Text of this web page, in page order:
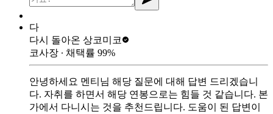
다
다시 돌아온 상코미코
코사장 ∙ 채택률 99%
안녕하세요 멘티님 해당 질문에 대해 답변 드리겠습니
다. 자취를 하면서 해당 연봉으로는 힘들 것 같습니다. 본
가에서 다니시는 것을 추천드립니다. 도움이 된 답변이